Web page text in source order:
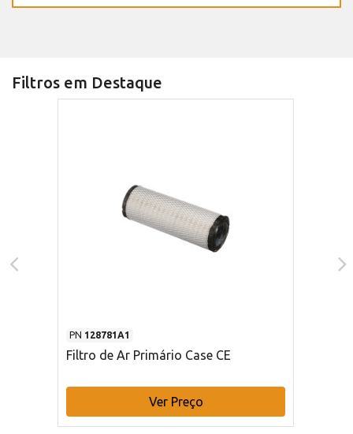
Filtros em Destaque
PN 128781A1
Filtro de Ar Primário Case CE
Ver Preço